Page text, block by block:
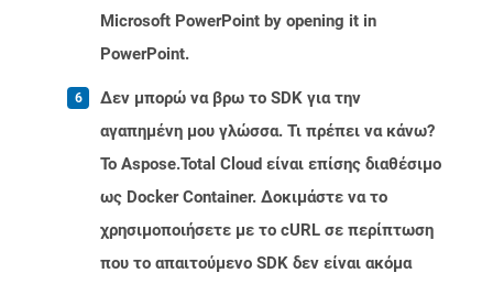
Microsoft PowerPoint by opening it in
PowerPoint.
Δεν μπορώ να βρω το SDK για την
αγαπημένη μου γλώσσα. Τι πρέπει να κάνω?
Το Aspose.Total Cloud είναι επίσης διαθέσιμο
ως Docker Container. Δοκιμάστε να το
χρησιμοποιήσετε με το cURL σε περίπτωση
που το απαιτούμενο SDK δεν είναι ακόμα